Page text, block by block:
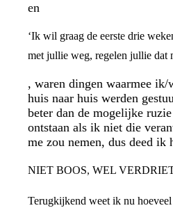
en
‘Ik wil graag de eerste drie
met jullie weg, regelen jullie dat
, waren dingen waarmee ik/
huis naar huis werden
beter dan de mogelijke
ontstaan als ik niet die
me zou nemen, dus deed ik
NIET BOOS, WEL
Terugkijkend weet ik nu